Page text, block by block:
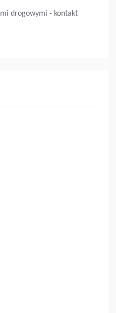
drogowymi - kontakt